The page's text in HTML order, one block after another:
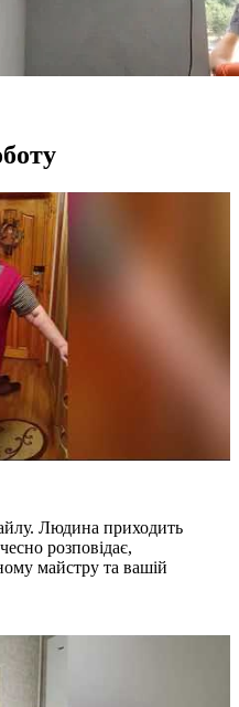
Людина приходить
розповідає,
майстру та вашій